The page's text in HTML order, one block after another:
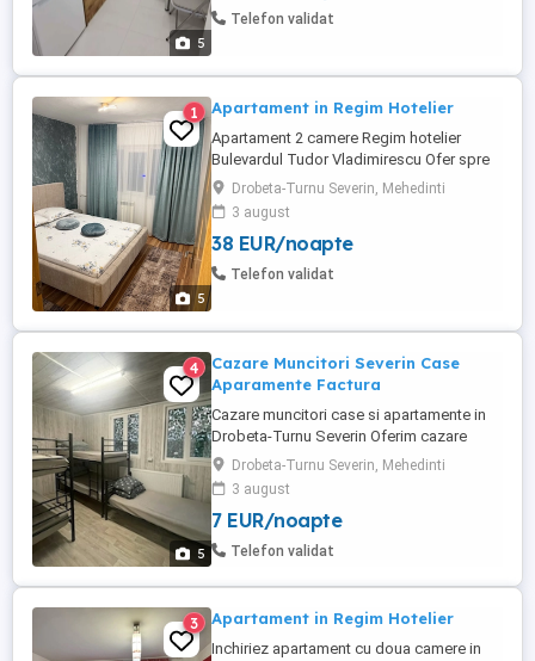
5
Telefon validat
5
1 Apartament in Regim Hotelier
Apartament 2 camere Regim hotelier
Bulevardul Tudor Vladimirescu Ofer spre
închiriere în regim hotelier un apartament
spațios recent renovat, modern, cu 2
camere situat pe Bulevardul Tudor
Vladimirescu, într-o zonă liniștită și
accesibilă din Turnu Severin. Capacitate:
Drobeta-Turnu Severin, Mehedinti
3 august
38 EUR/noapte
Telefon validat
5
4
Cazare Muncitori Severin Case
Aparamente Factura
Cazare muncitori case si apartamente in
Drobeta-Turnu Severin Oferim cazare
curată, dotată complet, pentru echipe de
muncitori aflate în Drobeta-Turnu Severin.
Disponibilitate imediată, condiții bune
pentru sejur după program de lucru. Ce
includem: Paturi confortabile, lenjerie
Drobeta-Turnu Severin, Mehedinti
3 august
7 EUR/noapte
Telefon validat
3 Apartament in Regim Hotelier
Inchiriez apartament cu doua camere in